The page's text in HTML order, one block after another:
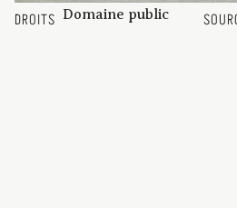
DROITS Domaine public